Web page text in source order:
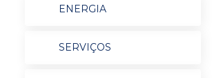
ENERGIA
SERVIÇOS